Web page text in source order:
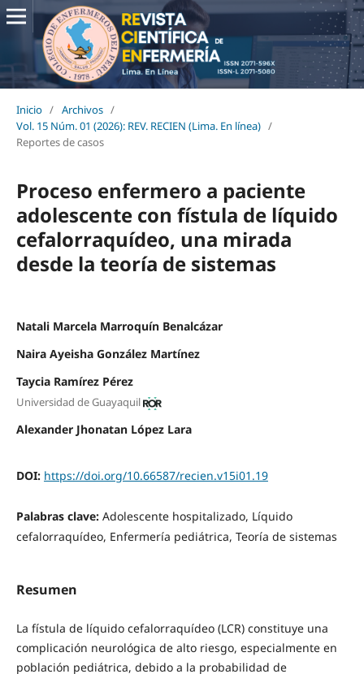
Inicio / Archivos /
Vol. 15 Núm. 01 (2026): REV. RECIEN (Lima. En línea) /
Reportes de casos
Proceso enfermero a paciente
adolescente con fístula de líquido
cefalorraquídeo, una mirada
desde la teoría de sistemas
Natali Marcela Marroquín Benalcázar
Naira Ayeisha González Martínez
Taycia Ramírez Pérez
Universidad de Guayaquil
Alexander Jhonatan López Lara
DOI: https://doi.org/10.66587/recien.v15i01.19
Palabras clave: Adolescente hospitalizado, Líquido
cefalorraquídeo, Enfermería pediátrica, Teoría de sistemas
Resumen
La fístula de líquido cefalorraquídeo (LCR) constituye una
complicación neurológica de alto riesgo, especialmente en
población pediátrica, debido a la probabilidad de